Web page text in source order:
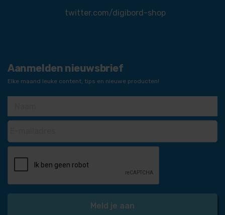
twitter.com/digibord-shop
Aanmelden nieuwsbrief
Elke maand leuke content, tips en nieuwe producten!